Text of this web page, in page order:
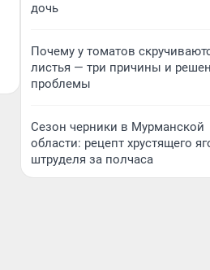
дочь
Почему у томатов
листья — три причины и
проблемы
Сезон черники в Мурманской
области: рецепт хрустящего
штруделя за полчаса